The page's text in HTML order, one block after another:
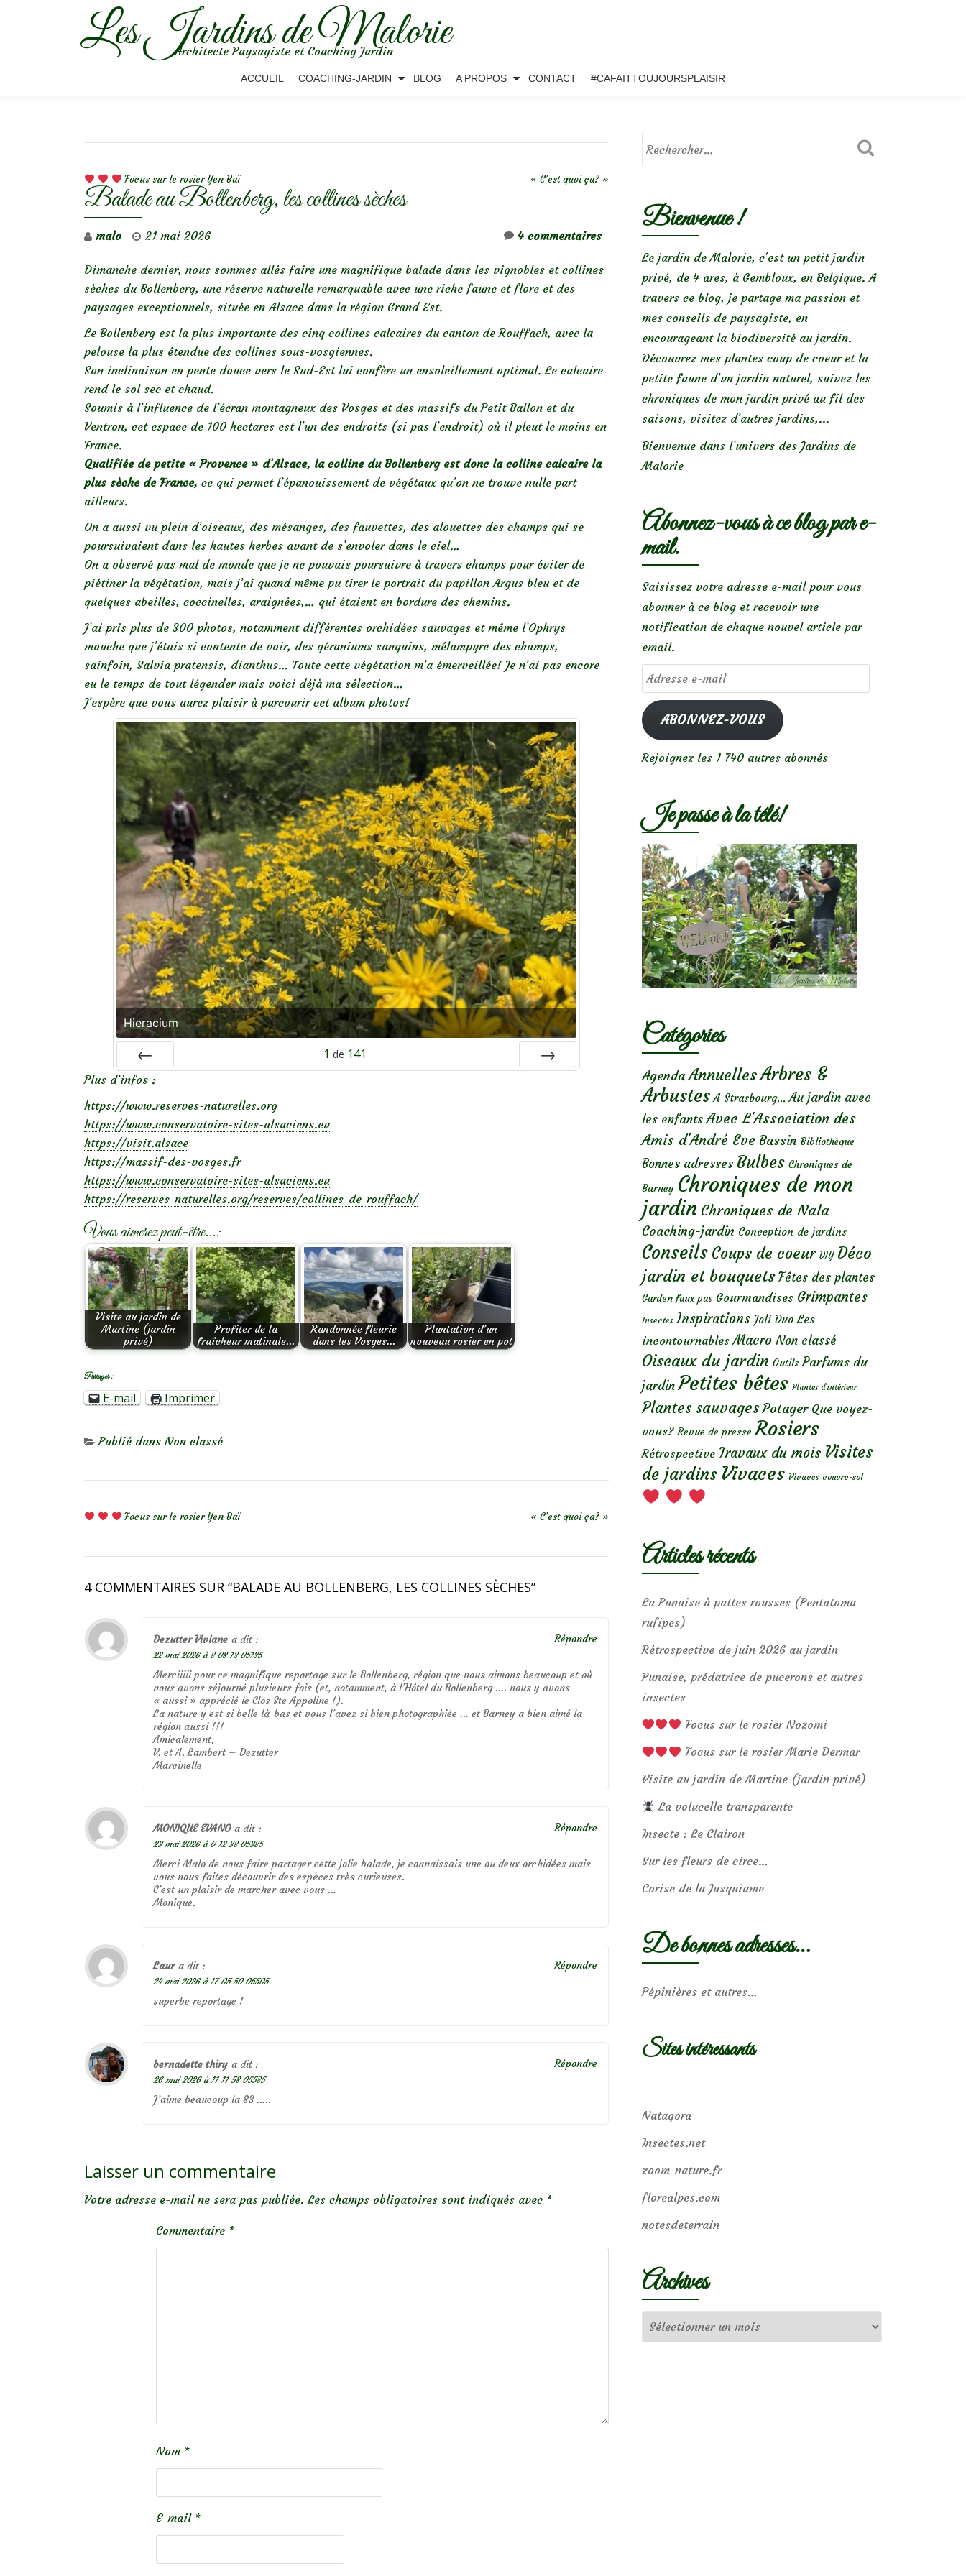
Les Jardins de Malorie
Architecte Paysagiste et Coaching Jardin
ACCUEIL COACHING-JARDIN BLOG A PROPOS CONTACT #CAFAITTOUJOURSPLAISIR
Focus sur le rosier Yen Baï « C’est quoi ça? »
Balade au Bollenberg, les collines sèches
malo 21 mai 2026 4 commentaires
Dimanche dernier, nous sommes allés faire une magnifique balade dans les vignobles et collines
sèches du Bollenberg, une réserve naturelle remarquable avec une riche faune et flore et des
paysages exceptionnels, située en Alsace dans la région Grand Est.
Le Bollenberg est la plus importante des cinq collines calcaires du canton de Rouffach, avec la
pelouse la plus étendue des collines sous-vosgiennes.
Son inclinaison en pente douce vers le Sud-Est lui confère un ensoleillement optimal. Le calcaire
rend le sol sec et chaud.
Soumis à l’influence de l’écran montagneux des Vosges et des massifs du Petit Ballon et du
Ventron, cet espace de 100 hectares est l’un des endroits (si pas l’endroit) où il pleut le moins en
France.
Qualifiée de petite « Provence » d’Alsace, lacolline du Bollenberg est donc la colline calcaire la
plus sèche de France, ce qui permet l’épanouissement de végétaux qu’on ne trouve nulle part
ailleurs.
On a aussi vu plein d’oiseaux, des mésanges, des fauvettes, des alouettes des champs qui se
poursuivaient dans les hautes herbes avant de s’envoler dans le ciel…
On a observé pas mal de monde que je ne pouvais poursuivre à travers champs pour éviter de
piétiner la végétation, mais j’ai quand même pu tirer le portrait du papillon Argus bleu et de
quelques abeilles, coccinelles, araignées,… qui étaient en bordure des chemins.
J’ai pris plus de 300 photos, notamment différentes orchidées sauvages et même l’Ophrys
mouche que j’étais si contente de voir, des géraniums sanguins, mélampyre des champs,
sainfoin, Salvia pratensis, dianthus… Toute cette végétation m’a émerveillée! Je n’ai pas encore
eu le temps de tout légender mais voici déjà ma sélection…
J’espère que vous aurez plaisir à parcourir cet album photos!
Hieracium
PRÉC
1 de 141
Plus d’infos :
https://www.reserves-naturelles.org
https://www.conservatoire-sites-alsaciens.eu
https://visit.alsace
https://massif-des-vosges.fr
https://www.conservatoire-sites-alsaciens.eu
https://reserves-naturelles.org/reserves/collines-de-rouffach/
Vous aimerez peut-être...:
Visite au jardin de
Martine (jardin
privé)
Profiter de la
fraîcheur matinale…
Randonnée fleurie
dans les Vosges…
Plantation d’un
nouveau rosier en pot
Partager :
E-mail Imprimer
Publié dans Non classé
Focus sur le rosier Yen Baï « C’est quoi ça? »
4 COMMENTAIRES SUR “BALADE AU BOLLENBERG, LES COLLINES SÈCHES”
Dezutter Viviane a dit :
22 mai 2026 à 8 08 13 05135
Merciiiii pour ce magnifique reportage sur le Bollenberg, région que nous aimons beaucoup et où
nous avons séjourné plusieurs fois (et, notamment, à l’Hôtel du Bollenberg …. nous y avons
« aussi » apprécié le Clos Ste Appoline !).
La nature y est si belle là-bas et vous l’avez si bien photographiée … et Barney a bien aimé la
région aussi !!!
Amicalement,
V. et A. Lambert – Dezutter
Marcinelle
Répondre
MONIQUE EVANO a dit :
23 mai 2026 à 0 12 38 05385
Merci Malo de nous faire partager cette jolie balade, je connaissais une ou deux orchidées mais
vous nous faites découvrir des espèces très curieuses.
C’est un plaisir de marcher avec vous …
Monique.
Répondre
Laur a dit :
24 mai 2026 à 17 05 50 05505
superbe reportage !
Répondre
bernadette thiry a dit :
26 mai 2026 à 11 11 58 05585
J’aime beaucoup la 83 …..
Répondre
Laisser un commentaire
Votre adresse e-mail ne sera pas publiée. Les champs obligatoires sont indiqués avec *
Commentaire *
Nom *
E-mail *
Bienvenue !
Le jardin de Malorie, c'est un petit jardin
privé, de 4 ares, à Gembloux, en Belgique. A
travers ce blog, je partage ma passion et
mes conseils de paysagiste, en
encourageant la biodiversité au jardin.
Découvrez mes plantes coup de coeur et la
petite faune d’un jardin naturel, suivez les
chroniques de mon jardin privé au fil des
saisons, visitez d’autres jardins,...
Bienvenue dans l’univers des Jardins de
Malorie
Abonnez-vous à ce blog par e-
mail.
Saisissez votre adresse e-mail pour vous
abonner à ce blog et recevoir une
notification de chaque nouvel article par
email.
Adresse
e-
mailABONNEZ-VOUS
Rejoignez les 1 740 autres abonnés
Je passe à la télé!
Catégories
Agenda AnnuellesArbres &
Arbustes A Strasbourg... Au jardin avec
les enfants Avec L'Association des
Amis d'André Eve Bassin Bibliothèque
Bonnes adresses Bulbes Chroniques de
Barney Chroniques de mon
jardin Chroniques de Nala
Coaching-jardin Conception de jardins
Conseils Coups de coeur DIY Déco
jardin et bouquets Fêtes des plantes
Garden faux pas Gourmandises Grimpantes
Insectes Inspirations Joli Duo Les
incontournables Macro Non classé
Oiseaux du jardin Outils Parfums du
jardin Petites bêtes Plantes d’intérieur
Plantes sauvages Potager Que voyez-
vous? Revue de presse Rosiers
Rétrospective Travaux du mois Visites
de jardins Vivaces Vivaces couvre-sol
Articles récents
La Punaise à pattes rousses (Pentatoma
rufipes)
Rétrospective de juin 2026 au jardin
Punaise, prédatrice de pucerons et autres
insectes
Focus sur le rosier Nozomi
Focus sur le rosier Marie Dermar
Visite au jardin de Martine (jardin privé)
La volucelle transparente
Insecte : Le Clairon
Sur les fleurs de circe…
Corise de la Jusquiame
De bonnes adresses…
Pépinières et autres…
Sites intéressants
Natagora
Insectes.net
zoom-nature.fr
florealpes.com
notesdeterrain
Archives
Archives